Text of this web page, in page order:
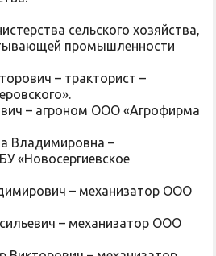
сельского хозяйства,
промышленности
– тракторист –
– агроном ООО «Агрофирма
Владимировна –
«Новосергиевское
– механизатор ООО
– механизатор ООО